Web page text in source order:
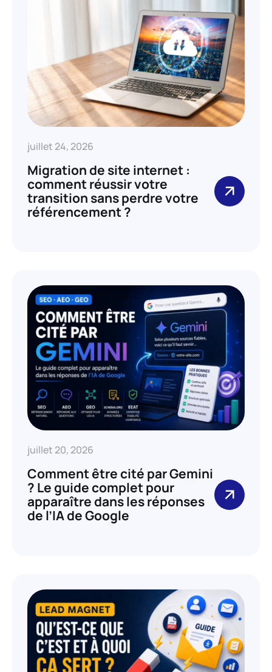
juillet 24, 2026
Migration de site internet :
comment réussir votre
transition sans perdre votre
référencement ?
juillet 20, 2026
Comment être cité par Gemini
? Le guide complet pour
apparaître dans les réponses
de l’IA de Google